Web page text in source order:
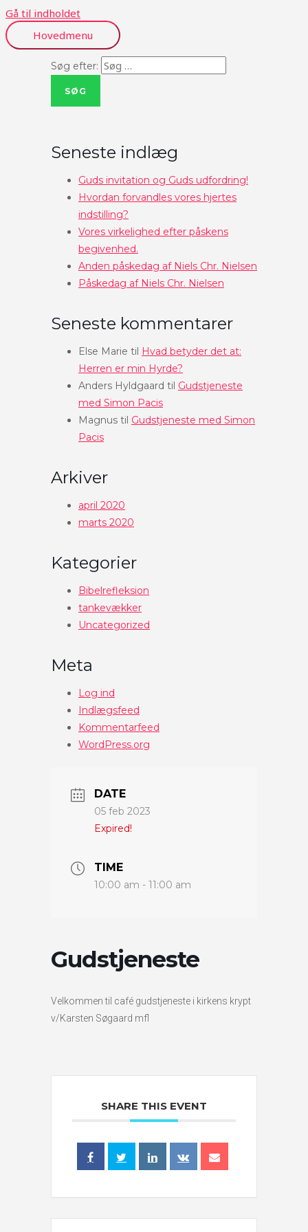
Gå til indholdet
Hovedmenu
Søg efter:
Seneste indlæg
Guds invitation og Guds udfordring!
Hvordan forvandles vores hjertes
indstilling?
Vores virkelighed efter påskens
begivenhed.
Anden påskedag af Niels Chr. Nielsen
Påskedag af Niels Chr. Nielsen
Seneste kommentarer
Else Marie til Hvad betyder det at:
Herren er min Hyrde?
Anders Hyldgaard til Gudstjeneste
med Simon Pacis
Magnus til Gudstjeneste med Simon
Pacis
Arkiver
april 2020
marts 2020
Kategorier
Bibelrefleksion
tankevækker
Uncategorized
Meta
Log ind
Indlægsfeed
Kommentarfeed
WordPress.org
DATE
05 feb 2023
Expired!
TIME
10:00 am - 11:00 am
Gudstjeneste
Velkommen til café gudstjeneste i kirkens krypt
v/Karsten Søgaard mfl
SHARE THIS EVENT